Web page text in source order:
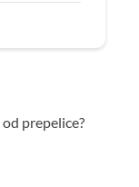
prepelice?